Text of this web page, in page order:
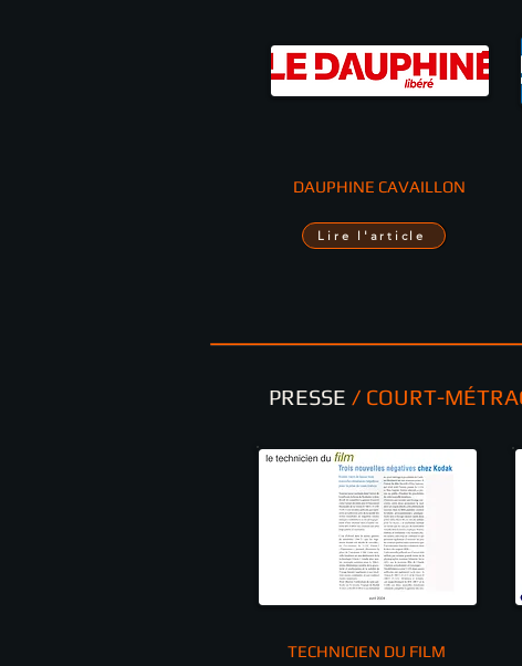
DAUPHINE CAVAILLON
Lire l'article
PRESSE / COURT-
TECHNICIEN DU FILM